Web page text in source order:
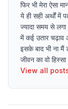
फिर भी मेरा ऐसा
ये ही सही अर्थों में
ज्यादा समय से
में कई उतार चढ़ाव
इसके बाद भी ना मैं
जीवन का वो
View all